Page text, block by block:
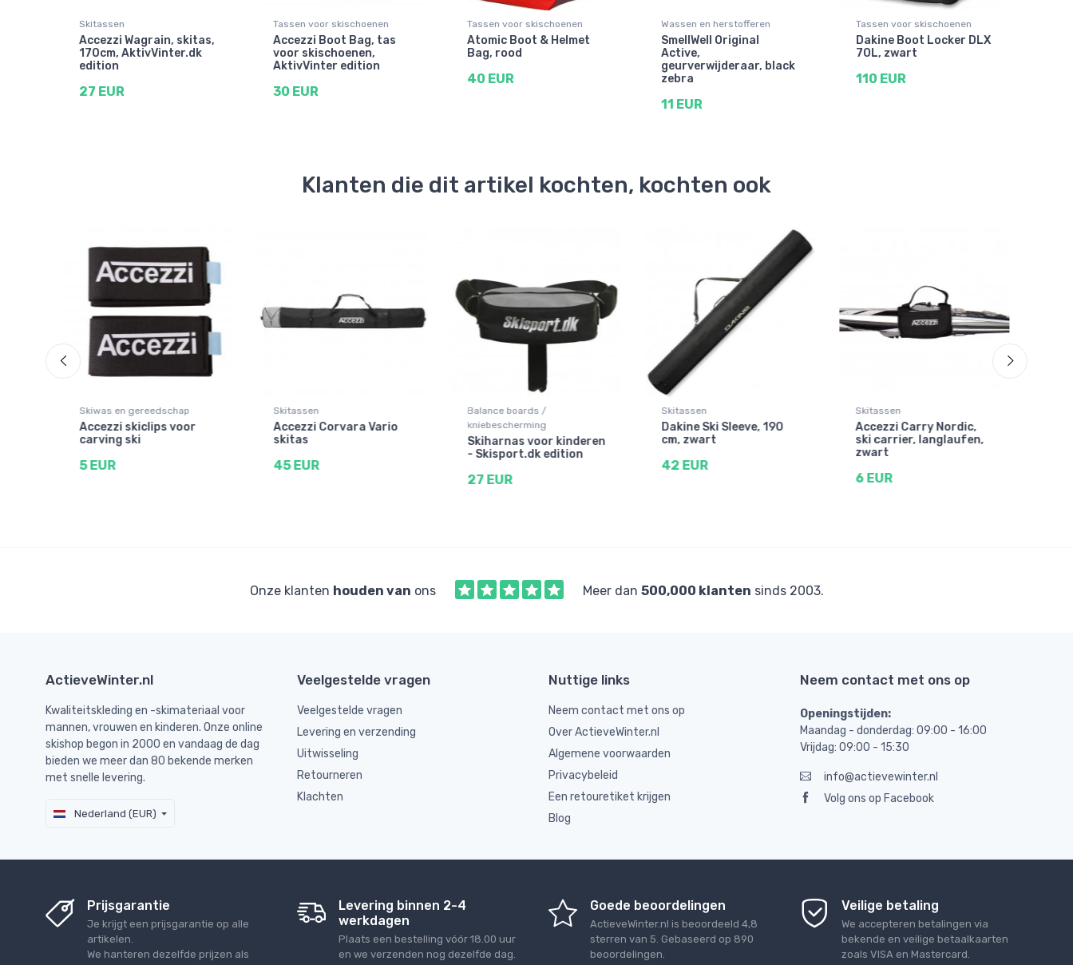
Skitassen
Accezzi Wagrain, skitas,
170cm, AktivVinter.dk
edition
27 EUR
Tassen voor skischoenen
Accezzi Boot Bag, tas
voor skischoenen,
AktivVinter edition
30 EUR
Tassen voor skischoenen
Atomic Boot & Helmet
Bag, rood
40 EUR
Wassen en herstofferen
SmellWell Original
Active,
geurverwijderaar, black
zebra
11 EUR
Tassen voor skischoenen
Dakine Boot Locker DLX
70L, zwart
110 EUR
Klanten die dit artikel kochten, kochten ook
Skiwas en gereedschap
Accezzi skiclips voor
carving ski
5 EUR
Skitassen
Accezzi Corvara Vario
skitas
45 EUR
Balance boards /
kniebescherming
Skiharnas voor kinderen
- Skisport.dk edition
27 EUR
Skitassen
Dakine Ski Sleeve, 190
cm, zwart
42 EUR
Skitassen
Accezzi Carry Nordic,
ski carrier, langlaufen,
zwart
6 EUR
Onze klanten houden van ons Meer dan 500,000 klanten sinds 2003.
ActieveWinter.nl
Kwaliteitskleding en -skimateriaal voor
mannen, vrouwen en kinderen. Onze online
skishop begon in 2000 en vandaag de dag
bieden we meer dan 80 bekende merken
met snelle levering.
Nederland (EUR)
Veelgestelde vragen
Veelgestelde vragen
Levering en verzending
Uitwisseling
Retourneren
Klachten
Nuttige links
Neem contact met ons op
Over ActieveWinter.nl
Algemene voorwaarden
Privacybeleid
Een retouretiket krijgen
Blog
Neem contact met ons op
Openingstijden:
Maandag - donderdag: 09:00 - 16:00
Vrijdag: 09:00 - 15:30
info@actievewinter.nl
Volg ons op Facebook
Prijsgarantie
Je krijgt een prijsgarantie op alle
artikelen.
We hanteren dezelfde prijzen als
Levering binnen 2-4
werkdagen
Plaats een bestelling vóór 18.00 uur
en we verzenden nog dezelfde dag.
Goede beoordelingen
ActieveWinter.nl is beoordeeld 4,8
sterren van 5. Gebaseerd op 890
beoordelingen.
Veilige betaling
We accepteren betalingen via
bekende en veilige betaalkaarten
zoals VISA en Mastercard.